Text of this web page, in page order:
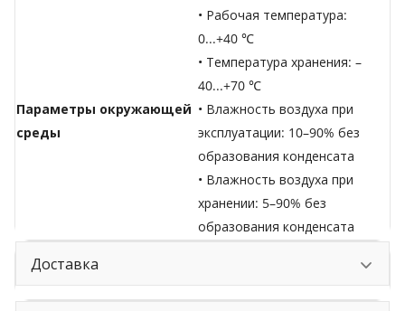
Параметры окружающей
среды
• Рабочая температура:
0...+40 ℃
• Температура хранения: –
40...+70 ℃
• Влажность воздуха при
эксплуатации: 10–90% без
образования конденсата
• Влажность воздуха при
хранении: 5–90% без
образования конденсата
Доставка